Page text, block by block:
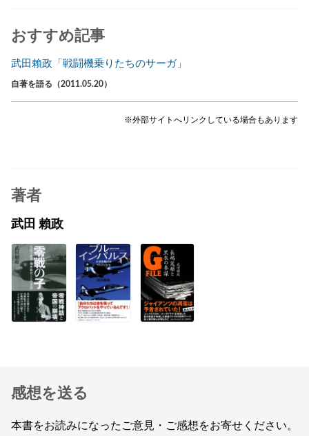
おすすめ記事
武田賴政「戦闘機乗りたちのサーガ」
自著を語る（2011.05.20）
※外部サイトへリンクしている場合もあります
著者
武田 賴政
感想を送る
本書をお読みになったご意見・ご感想をお寄せください。